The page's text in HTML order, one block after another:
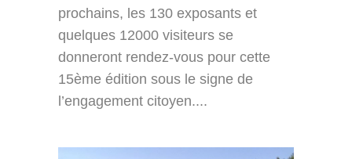
prochains, les 130 exposants et
quelques 12000 visiteurs se
donneront rendez-vous pour cette
15ème édition sous le signe de
l’engagement citoyen....